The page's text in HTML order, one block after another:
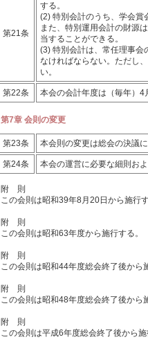
第21条
する。
(2) 特別会計のうち、学会賞
また、特別運用会計の財源
当することができる。
(3) 特別会計は、常任理事会
なければならない。ただし
い。
第22条 本会の会計年度は（毎年）4
第7章 会則の変更
第23条 本会則の変更は総会の決議に
第24条 本会の運営に必要な細則お
附 則
この会則は昭和39年8月20日から施行す
附 則
この会則は昭和63年度から施行する。
附 則
この会則は昭和44年度総会終了後から
附 則
この会則は昭和48年度総会終了後から
附 則
この会則は平成6年度総会終了後から施